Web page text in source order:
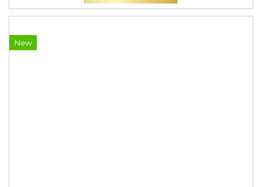
New